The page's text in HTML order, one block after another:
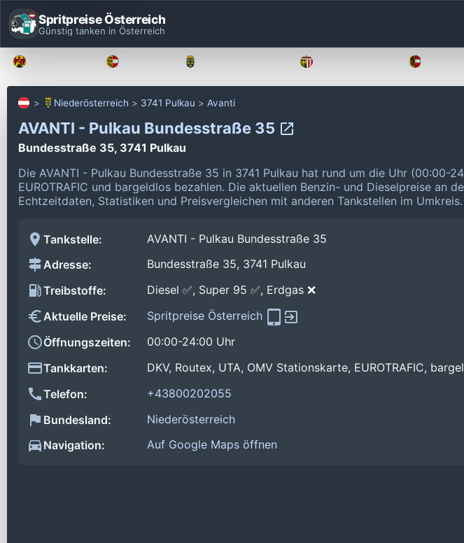
Spritpreise Österreich
Günstig tanken in Österreich
Niederösterreich 3741 Pulkau Avanti
AVANTI - Pulkau Bundesstraße 35
Bundesstraße 35, 3741 Pulkau
Die AVANTI - Pulkau Bundesstraße 35 in 3741 Pulkau hat rund um die Uhr (00:00-
EUROTRAFIC und bargeldlos bezahlen. Die aktuellen Benzin- und Dieselpreise an
Echtzeitdaten, Statistiken und Preisvergleichen mit anderen Tankstellen im Umkreis.
Tankstelle:
AVANTI - Pulkau Bundesstraße 35
Adresse:
Bundesstraße 35, 3741 Pulkau
Treibstoffe:
Diesel ✅, Super 95 ✅, Erdgas ❌
Aktuelle Preise:
Spritpreise Österreich
Öffnungszeiten:
00:00-24:00 Uhr
Tankkarten:
DKV, Routex, UTA, OMV Stationskarte, EUROTRAFIC,
Telefon:
+43800202055
Bundesland:
Niederösterreich
Navigation:
Auf Google Maps öffnen